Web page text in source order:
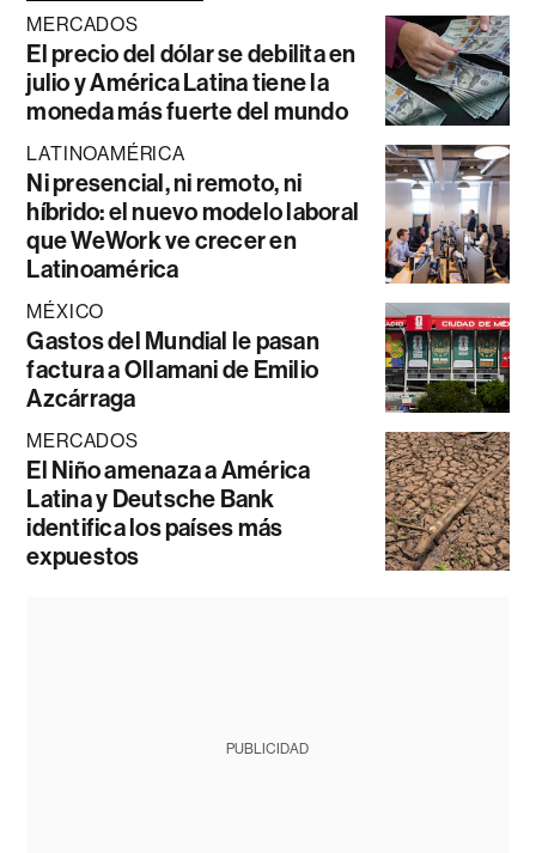
MERCADOS
El precio del dólar se debilita en
julio y América Latina tiene la
moneda más fuerte del mundo
LATINOAMÉRICA
Ni presencial, ni remoto, ni
híbrido: el nuevo modelo laboral
que WeWork ve crecer en
Latinoamérica
MÉXICO
Gastos del Mundial le pasan
factura a Ollamani de Emilio
Azcárraga
MERCADOS
El Niño amenaza a América
Latina y Deutsche Bank
identifica los países más
expuestos
PUBLICIDAD